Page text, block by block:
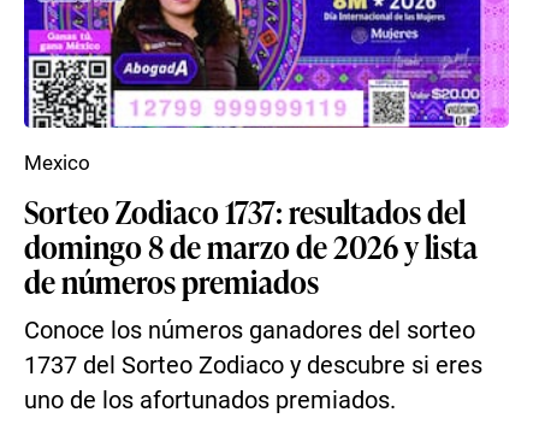
Sorteo Zodiaco 1737: resultados del
domingo 8 de marzo de 2026 y lista
de números premiados
Conoce los números ganadores del sorteo
1737 del Sorteo Zodiaco y descubre si eres
uno de los afortunados premiados.
Mexico